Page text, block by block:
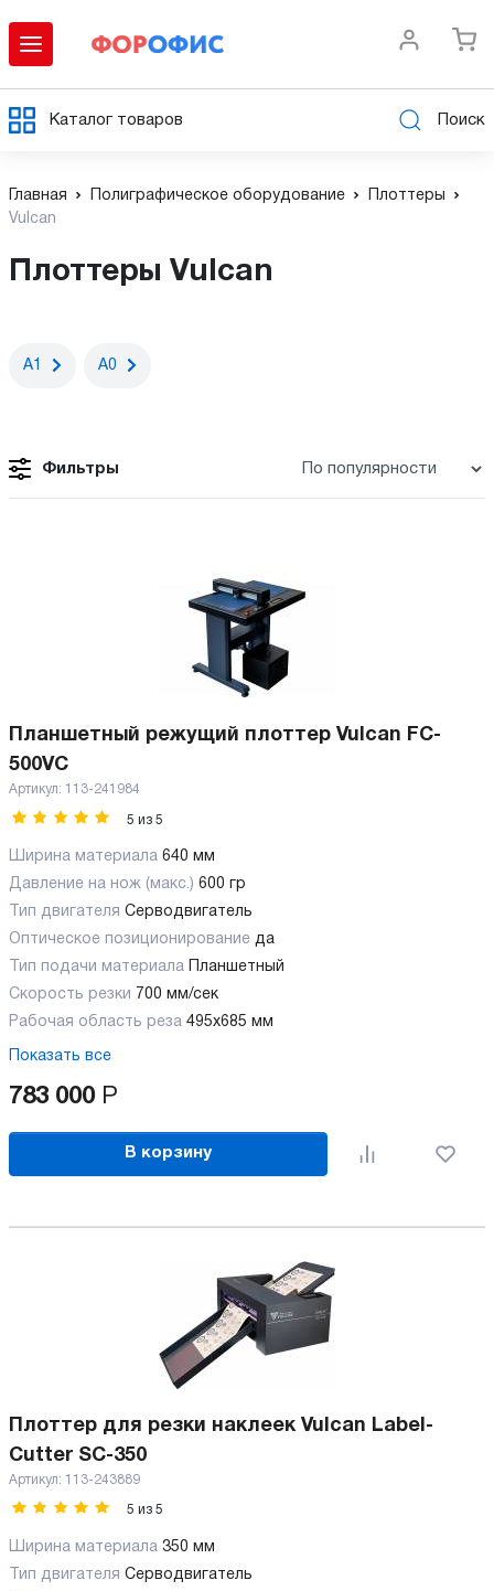
Каталог товаров Поиск
Главная Полиграфическое оборудование
Плоттеры
Vulcan
Плоттеры Vulcan
А1 А0
Фильтры
Планшетный режущий плоттер Vulcan FC-
500VC
Артикул: 113-241984
5 из 5
Ширина материала 640 мм
Давление на нож (макс.) 600 гр
Тип двигателя Серводвигатель
Оптическое позиционирование да
Тип подачи материала
Планшетный
Скорость резки 700 мм/сек
Рабочая область реза 495x685 мм
Показать все
783 000 Р
В корзину
Плоттер для резки наклеек Vulcan Label-
Cutter SC-350
Артикул: 113-243889
5 из 5
Ширина материала 350 мм
Тип двигателя Серводвигатель